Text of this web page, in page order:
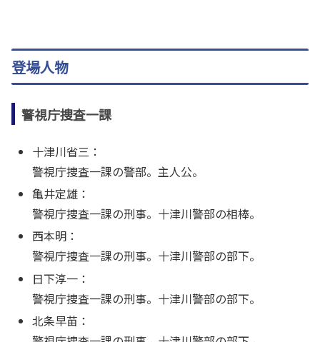
登場人物
警視庁捜査一課
十津川省三：
警視庁捜査一課の警部。主人公。
亀井定雄：
警視庁捜査一課の刑事。十津川警部の相棒。
西本明：
警視庁捜査一課の刑事。十津川警部の部下。
日下淳一：
警視庁捜査一課の刑事。十津川警部の部下。
北条早苗：